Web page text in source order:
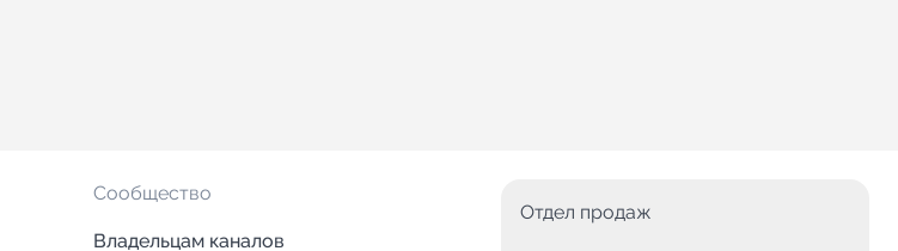
Сообщество
Владельцам каналов
Отдел продаж